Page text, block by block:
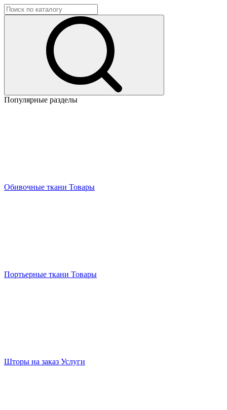
Популярные разделы
Обивочные ткани Товары
Портьерные ткани Товары
Шторы на заказ Услуги